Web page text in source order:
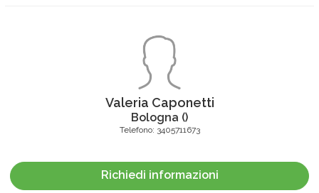
Valeria Caponetti
Bologna ()
Telefono: 3405711673
Richiedi informazioni